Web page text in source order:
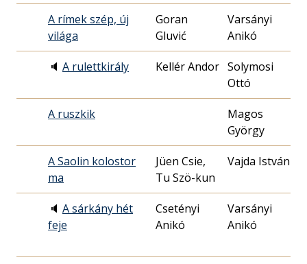
A rímek szép, új
világa
Goran
Gluvić
Varsányi
Anikó
🔈 A rulettkirály Kellér Andor Solymosi
Ottó
A ruszkik
Magos
György
A Saolin kolostor
ma
Jüen Csie,
Tu Szö-kun
Vajda István
🔈 A sárkány hét
feje
Csetényi
Anikó
Varsányi
Anikó